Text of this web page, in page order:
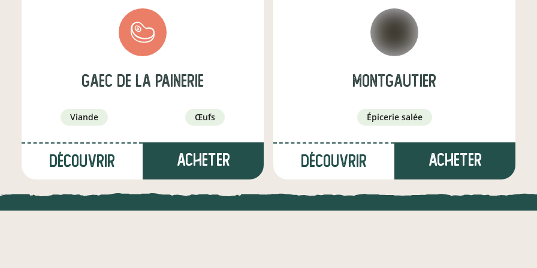
Gaec de la Painerie
viande œufs
Découvrir Acheter
MONTGAUTIER
épicerie salée
Découvrir Acheter